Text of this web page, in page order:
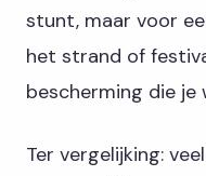
stunt, maar voor
het strand of
bescherming die je
Ter vergelijking: